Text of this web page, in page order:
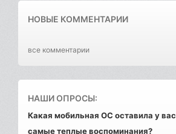
НОВЫЕ КОММЕНТАРИИ
все комментарии
НАШИ ОПРОСЫ:
Какая мобильная ОС оставила у вас
самые теплые воспоминания?